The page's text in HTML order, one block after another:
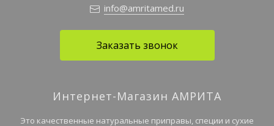
info@amritamed.ru
Заказать звонок
Интернет-Магазин АМРИТА
Это качественные натуральные приправы, специи и сухие